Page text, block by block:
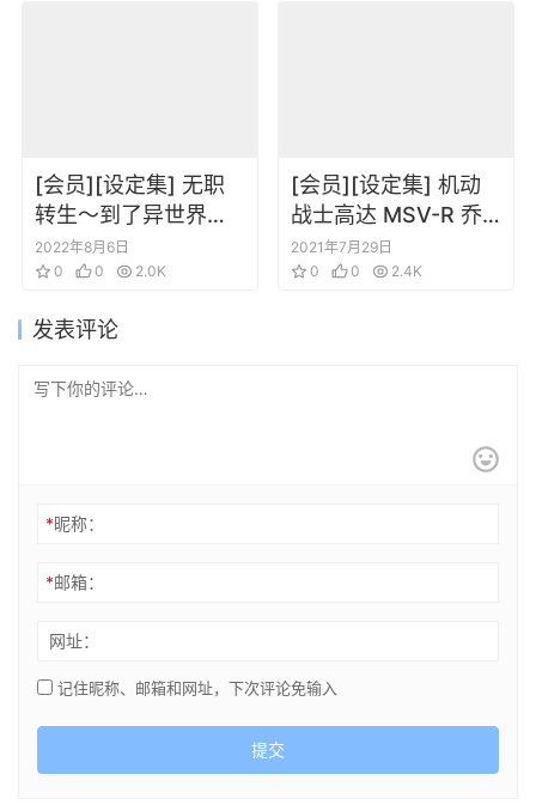
[会员][设定集] 无职
转生～到了异世界就
拿出真本事～BD特典
小册子1-4册
2022年8月6日
0
0 2.0K
[会员][设定集] 机动
战士高达 MSV-R 乔
尼·莱登归来机体设定
集
2021年7月29日
0
0 2.4K
发表评论
*昵称：
*邮箱：
网址：
记住昵称、邮箱和网址，下次评论免输入
提交